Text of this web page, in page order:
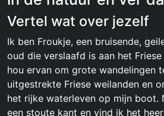
Vertel wat over jezelf
Ik ben Froukje, een bruisende,
oud die verslaafd is aan het
hou ervan om grote wandelingen
uitgestrekte Friese weilanden en
het rijke waterleven op mijn boot.
een stoute kant en vind ik het